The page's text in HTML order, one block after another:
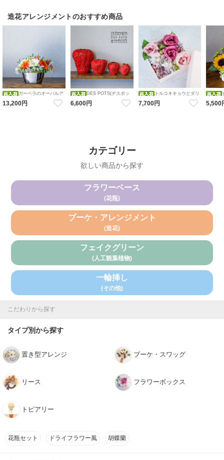
造花アレンジメントのおすすめ商品
ガーベラのオーバルア
レンジメント 造花 アーティフ
ィシャルフラワー オレンジホ
13,200円
DES POTS(デスポッ
ツ) ストロベリーフラワーベー
ス 【red】S・M・Ｌ・ＬＬ レ
6,600円
トルコキキョウとダリ
アのFlower BOX アレンジメン
ト 造花 アーティフィシャルフ
7,700円
花瓶ア
5,500
カテゴリー
欲しい商品から探す
フラワーベース
(花瓶)
ブーケ・アレンジメント
(造花)
フェイクグリーン
(人工観葉植物)
一輪挿し
(その他)
こだわりから探す
タイプ別から探す
置き型アレンジ ブーケ・スワッグ
リース フラワーボックス
トピアリー
花瓶セット ドライフラワー風 胡蝶蘭